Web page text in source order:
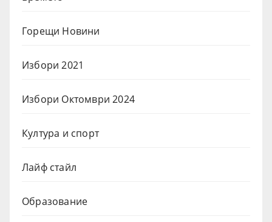
Горещи Новини
Избори 2021
Избори Октомври 2024
Култура и спорт
Лайф стайл
Образование